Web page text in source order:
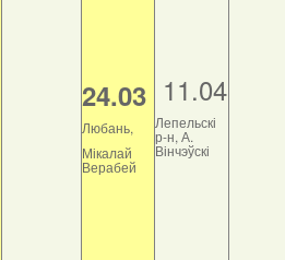
24.03
Любань,
Мікалай
Верабей
11.04
Лепельскі
р-н, А.
Вінчэўскі